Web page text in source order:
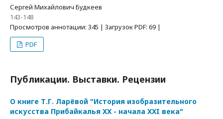
Сергей Михайлович Будкеев
143-148
Просмотров аннотации: 345 | Загрузок PDF: 69 |
PDF
Публикации. Выставки. Рецензии
О книге Т.Г. Ларёвой "История изобразительного
искусства Прибайкалья XX - начала XXI века"